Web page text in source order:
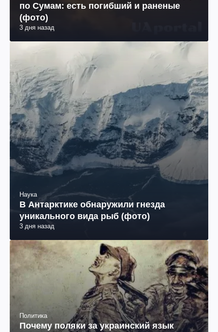
по Сумам: есть погибший и раненые
(фото)
3 дня назад
Наука
В Антарктике обнаружили гнезда
уникального вида рыб (фото)
3 дня назад
Политика
Почему поляки за украинский язык